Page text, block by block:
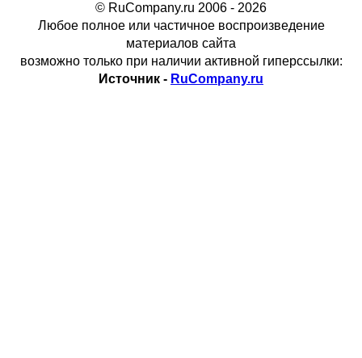
© RuCompany.ru 2006 - 2026
Любое полное или частичное воспроизведение
материалов сайта
возможно только при наличии активной гиперссылки:
Источник - RuCompany.ru